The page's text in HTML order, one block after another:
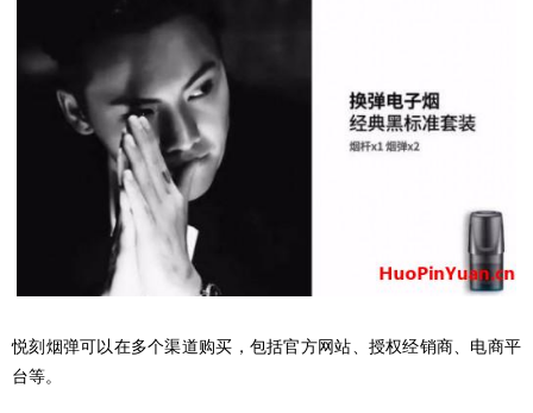
悦刻烟弹可以在多个渠道购买，包括官方网站、授权经销商、电商平
台等。